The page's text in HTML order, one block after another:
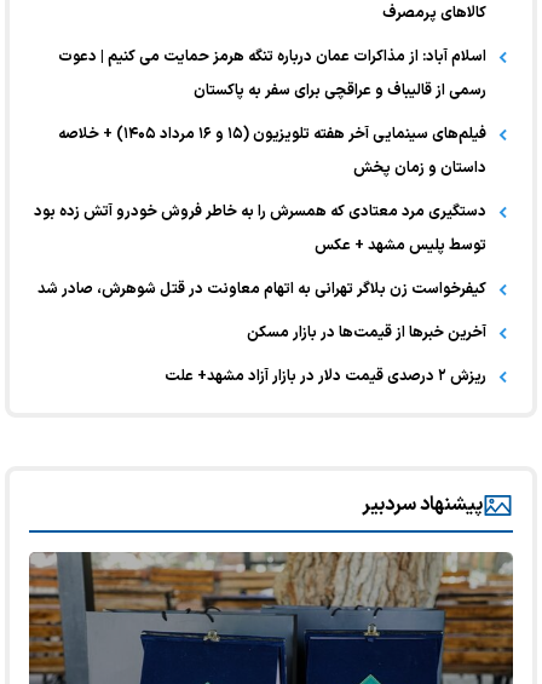
کالا‌های پرمصرف
اسلام آباد: از مذاکرات عمان درباره تنگه هرمز حمایت می کنیم | دعوت
رسمی از قالیباف و عراقچی برای سفر به پاکستان
فیلم‌های سینمایی آخر هفته تلویزیون (۱۵ و ۱۶ مرداد ۱۴۰۵) + خلاصه
داستان و زمان پخش
دستگیری مرد معتادی که همسرش را به خاطر فروش خودرو آتش زده بود
توسط پلیس مشهد + عکس
کیفرخواست زن بلاگر تهرانی به اتهام معاونت در قتل شوهرش، صادر شد
آخرین خبر‌ها از قیمت‌ها در بازار مسکن
ریزش ۲ درصدی قیمت دلار در بازار آزاد مشهد+ علت
پیشنهاد سردبیر